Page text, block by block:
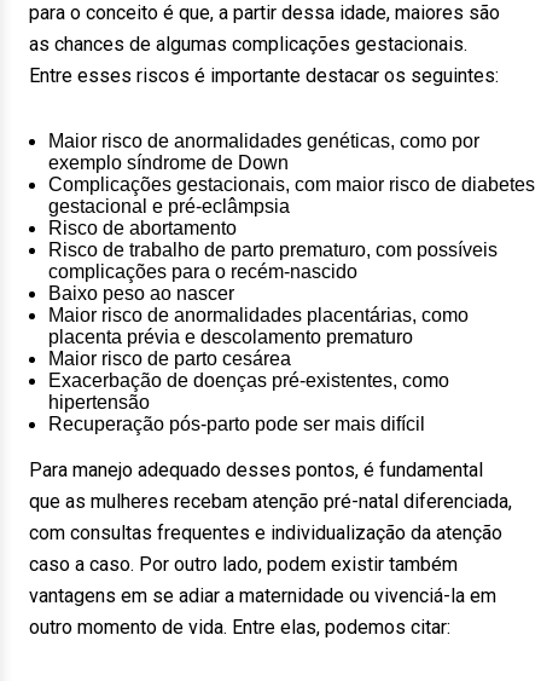
para o conceito é que, a partir dessa idade, maiores são
as chances de algumas complicações gestacionais.
Entre esses riscos é importante destacar os seguintes:
Maior risco de anormalidades genéticas, como por
exemplo síndrome de Down
Complicações gestacionais, com maior risco de diabetes
gestacional e pré-eclâmpsia
Risco de abortamento
Risco de trabalho de parto prematuro, com possíveis
complicações para o recém-nascido
Baixo peso ao nascer
Maior risco de anormalidades placentárias, como
placenta prévia e descolamento prematuro
Maior risco de parto cesárea
Exacerbação de doenças pré-existentes, como
hipertensão
Recuperação pós-parto pode ser mais difícil
Para manejo adequado desses pontos, é fundamental
que as mulheres recebam atenção pré-natal diferenciada,
com consultas frequentes e individualização da atenção
caso a caso. Por outro lado, podem existir também
vantagens em se adiar a maternidade ou vivenciá-la em
outro momento de vida. Entre elas, podemos citar: